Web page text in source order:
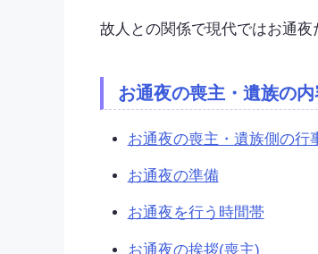
故人との関係で現代ではお通夜
お通夜の喪主・遺族の内
お通夜の喪主・遺族側の行
お通夜の準備
お通夜を行う時間帯
お通夜の挨拶(喪主)